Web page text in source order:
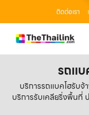
ติดต่อเรา
รถแ
บริการรถแบคโฮรับจ้
บริการรับเคลียริ่งพื้นที่